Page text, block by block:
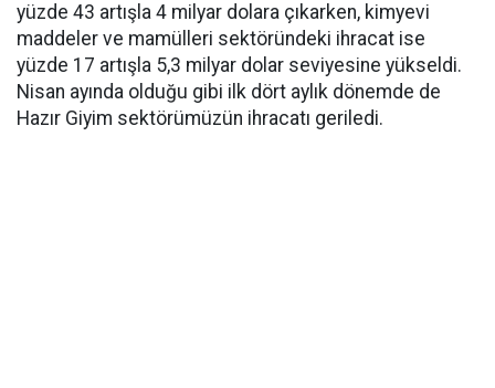
yüzde 43 artışla 4 milyar dolara çıkarken, kimyevi
maddeler ve mamülleri sektöründeki ihracat ise
yüzde 17 artışla 5,3 milyar dolar seviyesine yükseldi.
Nisan ayında olduğu gibi ilk dört aylık dönemde de
Hazır Giyim sektörümüzün ihracatı geriledi.